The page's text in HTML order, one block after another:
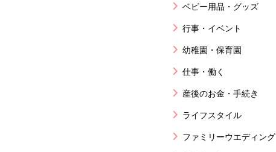
ベビー用品・グッズ
行事・イベント
幼稚園・保育園
仕事・働く
産後のお金・手続き
ライフスタイル
ファミリーウエディング